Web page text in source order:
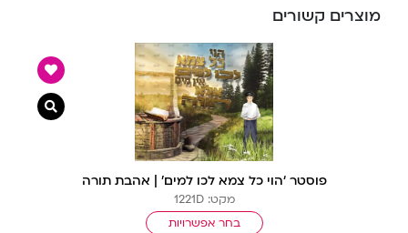
מוצרים קשורים
פוסטר ‘הוי כל צמא לכו למים’ | אהבת תורה
מקט: 1221D
בחר אפשרויות
צפייה